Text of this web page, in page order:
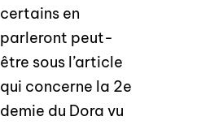
certains en
parleront peut-
être sous l’article
qui concerne la 2e
demie du Dora vu